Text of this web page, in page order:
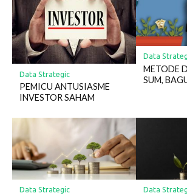
Data Strategic
PEMICU ANTUSIASME
INVESTOR SAHAM
Data
METODE
SUM,
Data Strategic Data